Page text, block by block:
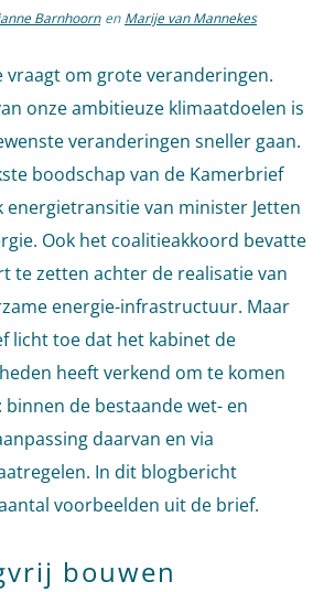
Barnhoorn en Marije van Mannekes
vraagt om grote veranderingen.
onze ambitieuze klimaatdoelen is
veranderingen sneller gaan.
boodschap van de Kamerbrief
energietransitie van minister Jetten
Ook het coalitieakkoord bevatte
te zetten achter de realisatie van
energie-infrastructuur. Maar
licht toe dat het kabinet de
heeft verkend om te komen
de bestaande wet- en
daarvan en via
In dit blogbericht
voorbeelden uit de brief.
bouwen